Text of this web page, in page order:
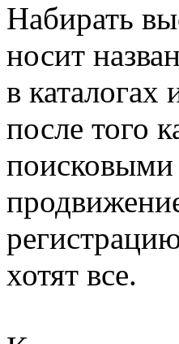
Набирать
носит
в
после того
поисковыми
хотят все.